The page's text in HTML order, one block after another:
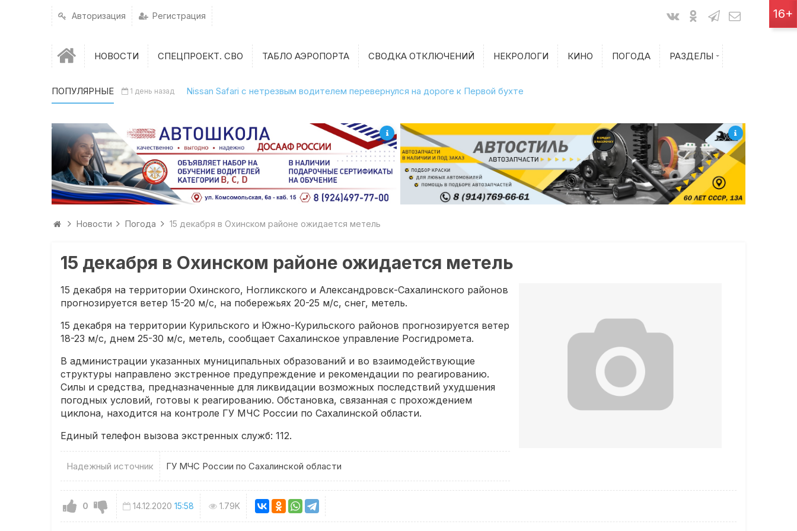
Авторизация Регистрация
НОВОСТИ СПЕЦПРОЕКТ. СВО ТАБЛО АЭРОПОРТА СВОДКА ОТКЛЮЧЕНИЙ НЕКРОЛОГИ КИНО ПОГОДА РАЗДЕЛЫ
Показания счетчиков
Билеты на поезд
ПОПУЛЯРНЫЕ 1 день назад Nissan Safari с нетрезвым водителем перевернулся на дороге к Первой бухте
Новости Погода 15 декабря в Охинском районе ожидается метель
15 декабря в Охинском районе ожидается метель
15 декабря на территории Охинского, Ногликского и Александровск-Сахалинского районов
прогнозируется ветер 15-20 м/с, на побережьях 20-25 м/с, снег, метель.
15 декабря на территории Курильского и Южно-Курильского районов прогнозируется ветер
18-23 м/с, днем 25-30 м/с, метель, сообщает Сахалинское управление Росгидромета.
В администрации указанных муниципальных образований и во взаимодействующие
структуры направлено экстренное предупреждение и рекомендации по реагированию.
Силы и средства, предназначенные для ликвидации возможных последствий ухудшения
погодных условий, готовы к реагированию. Обстановка, связанная с прохождением
циклона, находится на контроле ГУ МЧС России по Сахалинской области.
Единый телефон вызова экстренных служб: 112.
Надежный источник ГУ МЧС России по Сахалинской области
0 14.12.2020 15:58 1.79K
16+